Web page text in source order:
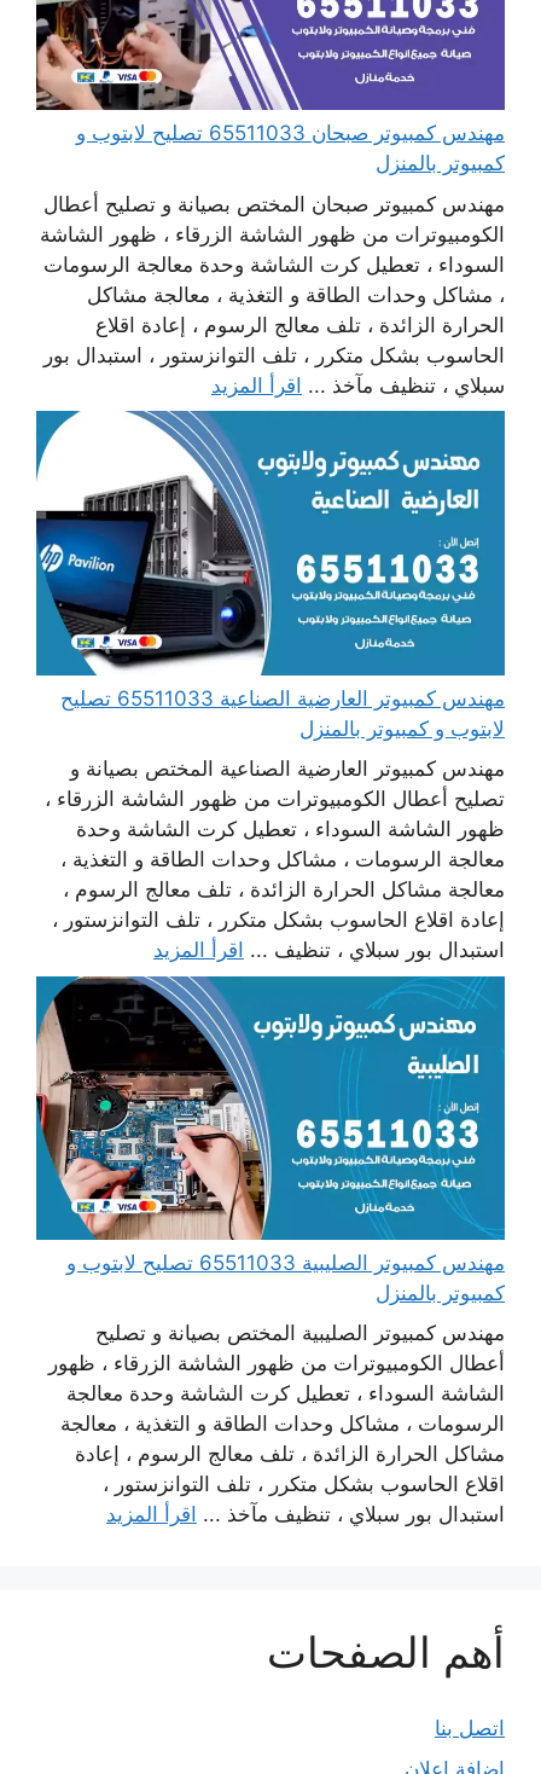
مهندس كمبيوتر صبحان 65511033 تصليح لابتوب و
كمبيوتر بالمنزل
مهندس كمبيوتر صبحان المختص بصيانة و تصليح أعطال
الكومبيوترات من ظهور الشاشة الزرقاء ، ظهور الشاشة
السوداء ، تعطيل كرت الشاشة وحدة معالجة الرسومات
، مشاكل وحدات الطاقة و التغذية ، معالجة مشاكل
الحرارة الزائدة ، تلف معالج الرسوم ، إعادة اقلاع
الحاسوب بشكل متكرر ، تلف التوانزستور ، استبدال بور
سبلاي ، تنظيف مآخذ ... اقرأ المزيد
مهندس كمبيوتر العارضية الصناعية 65511033 تصليح
لابتوب و كمبيوتر بالمنزل
مهندس كمبيوتر العارضية الصناعية المختص بصيانة و
تصليح أعطال الكومبيوترات من ظهور الشاشة الزرقاء ،
ظهور الشاشة السوداء ، تعطيل كرت الشاشة وحدة
معالجة الرسومات ، مشاكل وحدات الطاقة و التغذية ،
معالجة مشاكل الحرارة الزائدة ، تلف معالج الرسوم ،
إعادة اقلاع الحاسوب بشكل متكرر ، تلف التوانزستور ،
استبدال بور سبلاي ، تنظيف ... اقرأ المزيد
مهندس كمبيوتر الصليبية 65511033 تصليح لابتوب و
كمبيوتر بالمنزل
مهندس كمبيوتر الصليبية المختص بصيانة و تصليح
أعطال الكومبيوترات من ظهور الشاشة الزرقاء ، ظهور
الشاشة السوداء ، تعطيل كرت الشاشة وحدة معالجة
الرسومات ، مشاكل وحدات الطاقة و التغذية ، معالجة
مشاكل الحرارة الزائدة ، تلف معالج الرسوم ، إعادة
اقلاع الحاسوب بشكل متكرر ، تلف التوانزستور ،
استبدال بور سبلاي ، تنظيف مآخذ ... اقرأ المزيد
أهم الصفحات
اتصل بنا
إضافة إعلان